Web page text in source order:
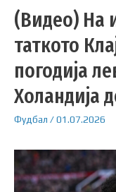
(Видео) На
таткото
погодија
Холандија
Фудбал /01.07.2026